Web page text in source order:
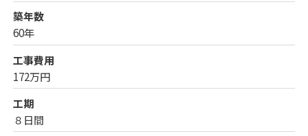
築年数
60年
工事費用
172万円
工期
８日間